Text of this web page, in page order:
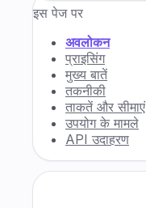
इस पेज पर
अवलोकन
प्राइसिंग
मुख्य बातें
तकनीकी
ताकतें और सीमाएं
उपयोग के मामले
API उदाहरण